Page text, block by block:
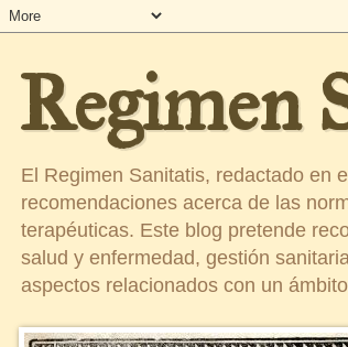
Regimen
El Regimen Sanitatis, redactado en
recomendaciones acerca de las
terapéuticas. Este blog pretende
salud y enfermedad, gestión
aspectos relacionados con un